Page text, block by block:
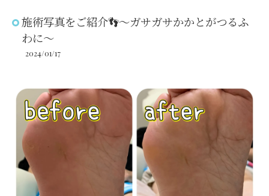
施術写真をご紹介👣～ガサガサかかとがつるふ
わに～
2024/01/17